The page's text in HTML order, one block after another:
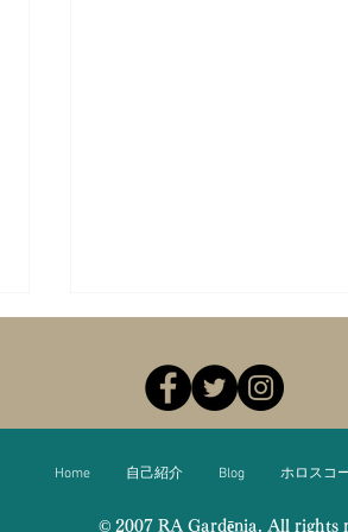
身体と星の関係を学ぶ
Home 自己紹介 Blog ホロスコ
© 2007 RA Gardēnia. All rights